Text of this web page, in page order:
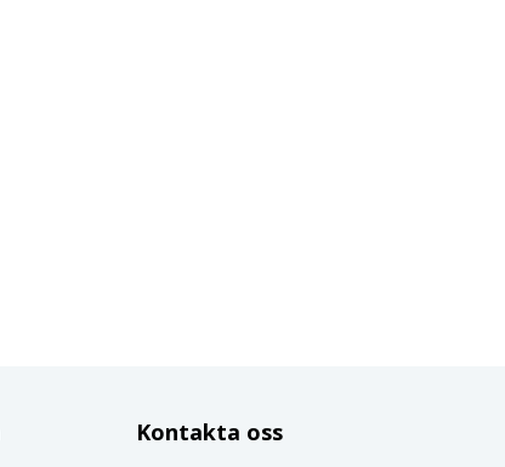
Kontakta oss